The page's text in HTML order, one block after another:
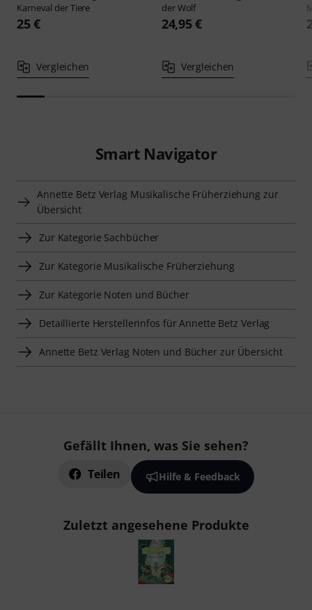
Karneval der Tiere
25 €
Vergleichen
der Wolf
24,95 €
Vergleichen
Smart Navigator
Annette Betz Verlag Musikalische Früherziehung zur
Übersicht
Zur Kategorie Sachbücher
Zur Kategorie Musikalische Früherziehung
Zur Kategorie Noten und Bücher
Detaillierte Herstellerinfos für Annette Betz Verlag
Annette Betz Verlag Noten und Bücher zur Übersicht
Gefällt Ihnen, was Sie sehen?
Teilen Hilfe & Feedback
Zuletzt angesehene Produkte